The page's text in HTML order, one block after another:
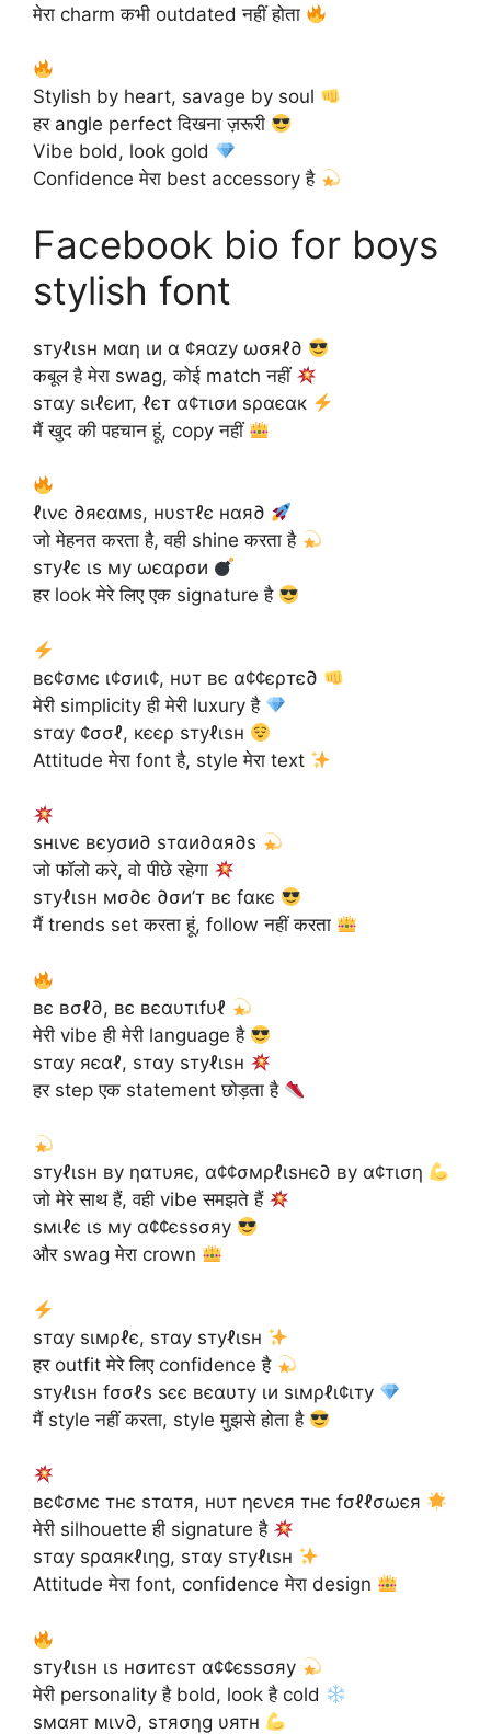
मेरा charm कभी outdated नहीं होता
Stylish by heart, savage by soul
हर angle perfect दिखना ज़रूरी
Vibe bold, look gold
Confidence मेरा best accessory है
Facebook bio for boys
stylish font
ѕтуℓιѕн мαη ιи α ¢яαzу ωσяℓ∂
कबूल है मेरा swag, कोई match नहीं
ѕтαу ѕιℓєит, ℓєт α¢тισи ѕραєαк
मैं खुद की पहचान हूं, copy नहीं
ℓινє ∂яєαмѕ, нυѕтℓє нαя∂
जो मेहनत करता है, वही shine करता है
ѕтуℓє ιѕ му ωєαρσи
हर look मेरे लिए एक signature है
вє¢σмє ι¢σиι¢, нυт вє α¢¢єρтє∂
मेरी simplicity ही मेरी luxury है
ѕтαу ¢σσℓ, кєєρ ѕтуℓιѕн
Attitude मेरा font है, style मेरा text
ѕнινє вєуσи∂ ѕтαи∂αя∂ѕ
जो फॉलो करे, वो पीछे रहेगा
ѕтуℓιѕн мσ∂є ∂σи’т вє fαкє
मैं trends set करता हूं, follow नहीं करता
вє вσℓ∂, вє вєαυтιfυℓ
मेरी vibe ही मेरी language है
ѕтαу яєαℓ, ѕтαу ѕтуℓιѕн
हर step एक statement छोड़ता है
ѕтуℓιѕн ву ηαтυяє, α¢¢σмρℓιѕнє∂ ву α¢тιση
जो मेरे साथ हैं, वही vibe समझते हैं
ѕмιℓє ιѕ му α¢¢єѕѕσяу
और swag मेरा crown
ѕтαу ѕιмρℓє, ѕтαу ѕтуℓιѕн
हर outfit मेरे लिए confidence है
ѕтуℓιѕн fσσℓѕ ѕєє вєαυту ιи ѕιмρℓι¢ιту
मैं style नहीं करता, style मुझसे होता है
вє¢σмє тнє ѕтαтя, нυт ηєνєя тнє fσℓℓσωєя
मेरी silhouette ही signature है
ѕтαу ѕραякℓιηg, ѕтαу ѕтуℓιѕн
Attitude मेरा font, confidence मेरा design
ѕтуℓιѕн ιѕ нσитєѕт α¢¢єѕѕσяу
मेरी personality है bold, look है cold
ѕмαят мιν∂, ѕтяσηg υятн